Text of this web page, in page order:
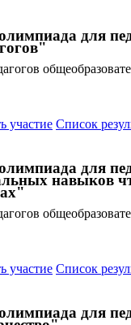
для
участие Список
для
навыков
участие Список
для